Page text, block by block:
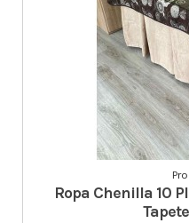
Ropa Chenilla 10